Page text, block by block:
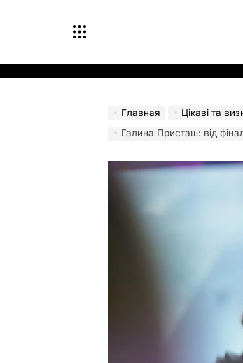
содержимому
Главная
Цікаві та
Галина Присташ: від